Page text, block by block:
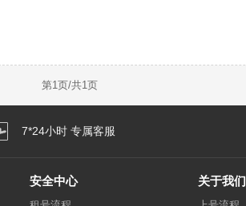
第1页/共1页
7*24小时 专属客服
安全中心 关于我们